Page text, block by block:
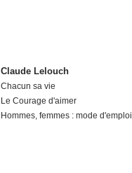
Claude Lelouch
Chacun sa vie
Le Courage d'aimer
Hommes, femmes : mode d'emploi